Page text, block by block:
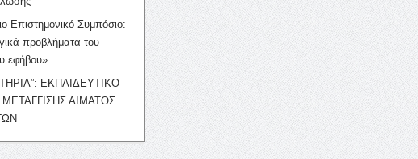
Επιστημονικό Συμπόσιο:
προβλήματα του
εφήβου»
ΕΚΠΑΙΔΕΥΤΙΚΟ
ΑΙΜΑΤΟΣ